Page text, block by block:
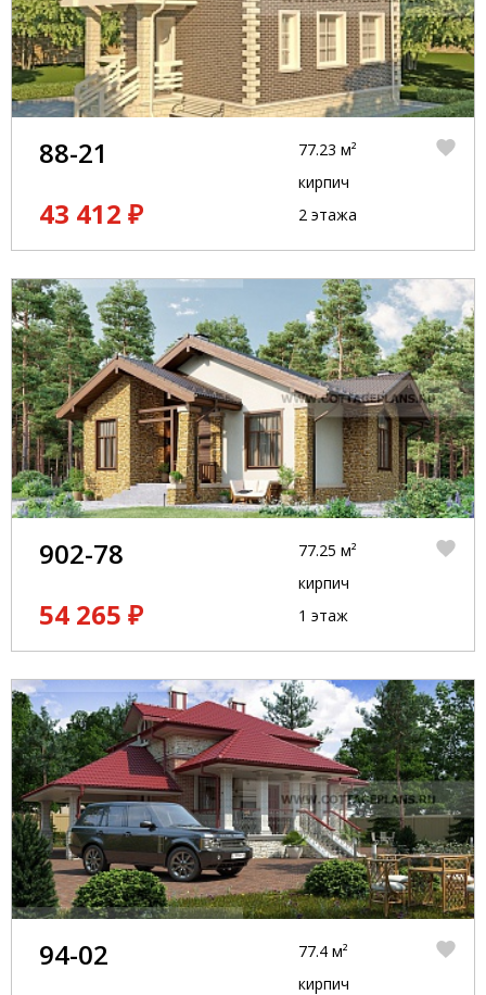
88-21
43 412 ₽
77.23 м²
кирпич
2 этажа
902-78
54 265 ₽
77.25 м²
кирпич
1 этаж
94-02
77.4 м²
кирпич